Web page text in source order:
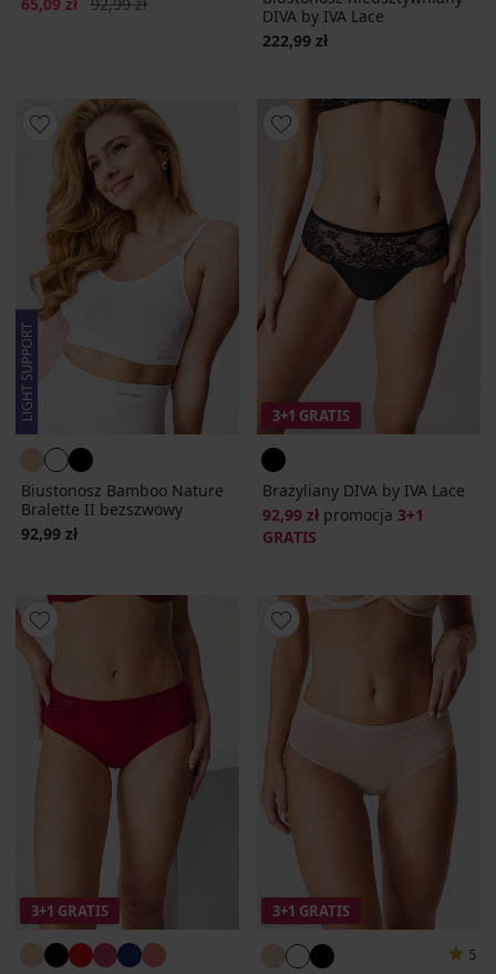
DIVA by IVA Lace
222,99 zł
Biustonosz Bamboo Nature
Bralette II bezszwowy
92,99 zł
3+1 GRATIS
Brazyliany DIVA by IVA Lace
92,99 zł promocja 3+1
GRATIS
3+1 GRATIS 3+1 GRATIS
5